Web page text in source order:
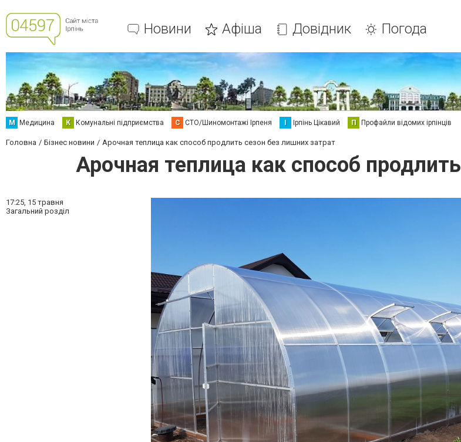
Новини Афіша Довідник Погода
М Медицина К Комунальні підприємства С СТО/Шиномонтажі Ірпеня І Ірпінь Цікавий П Профайли відомих ірпінців
Головна Бізнес новини Арочная теплица как способ продлить сезон без лишних затрат
Арочная теплица как способ
17:25, 15 травня
Загальний розділ